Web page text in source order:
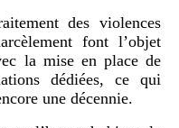
des violences
font l’objet
la mise en place de
dédiées, ce qui
une décennie.